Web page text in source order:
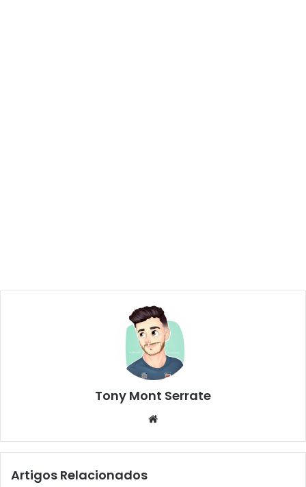
Tony Mont Serrate
te
Artigos Relacionados